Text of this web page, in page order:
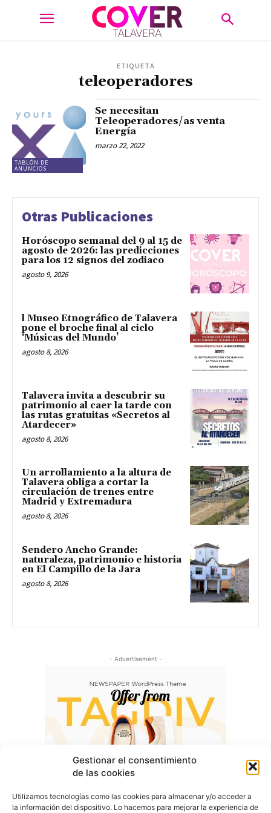
Gestionar el consentimiento
de las cookies
Utilizamos tecnologías como las cookies para almacenar y/o acceder a
la información del dispositivo. Lo hacemos para mejorar la experiencia de
ETIQUETA
teleoperadores
TABLÓN DE
ANUNCIOS
Se necesitan
Teleoperadores/as venta
Energía
marzo 22, 2022
Otras Publicaciones
Horóscopo semanal del 9 al 15 de
agosto de 2026: las predicciones
para los 12 signos del zodiaco
agosto 9, 2026
l Museo Etnográfico de Talavera
pone el broche final al ciclo
‘Músicas del Mundo’
agosto 8, 2026
Talavera invita a descubrir su
patrimonio al caer la tarde con
las rutas gratuitas «Secretos al
Atardecer»
agosto 8, 2026
Un arrollamiento a la altura de
Talavera obliga a cortar la
circulación de trenes entre
Madrid y Extremadura
agosto 8, 2026
Sendero Ancho Grande:
naturaleza, patrimonio e historia
en El Campillo de la Jara
agosto 8, 2026
- Advertisement -